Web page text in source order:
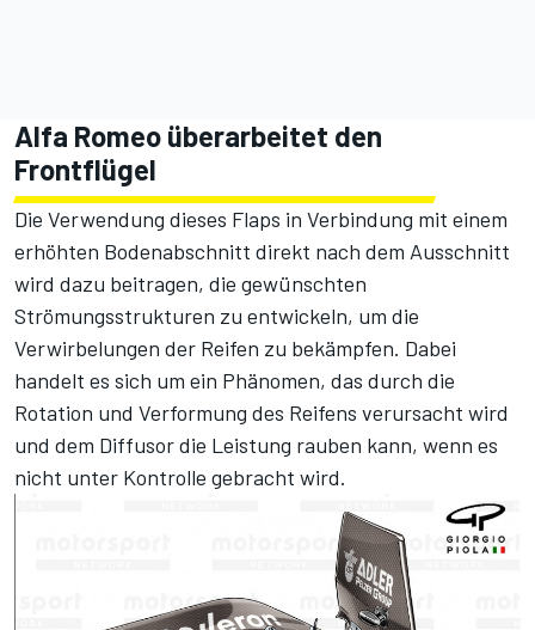
Alfa Romeo überarbeitet den
Frontflügel
Die Verwendung dieses Flaps in Verbindung mit einem
erhöhten Bodenabschnitt direkt nach dem Ausschnitt
wird dazu beitragen, die gewünschten
Strömungsstrukturen zu entwickeln, um die
Verwirbelungen der Reifen zu bekämpfen. Dabei
handelt es sich um ein Phänomen, das durch die
Rotation und Verformung des Reifens verursacht wird
und dem Diffusor die Leistung rauben kann, wenn es
nicht unter Kontrolle gebracht wird.